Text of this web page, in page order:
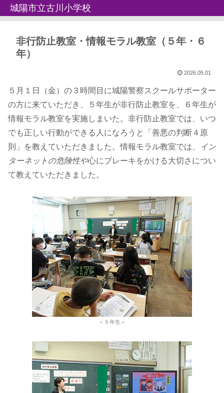
城陽市立古川小学校
非行防止教室・情報モラル教室（５年・６
年）
2026.05.01
５月１日（金）の３時間目に城陽警察スクールサポーター
の方に来ていただき、５年生が非行防止教室を、６年生が
情報モラル教室を実施しまいた。非行防止教室では、いつ
でも正しい行動ができる人になろうと「善悪の判断４原
則」を教えていただきました。情報モラル教室では、
イン
ターネットの危険性や心にブレーキをかける大切さについ
て教えていただきました。
＜５年生＞